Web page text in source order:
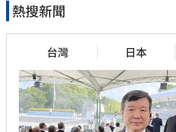
熱搜新聞
台灣 日本